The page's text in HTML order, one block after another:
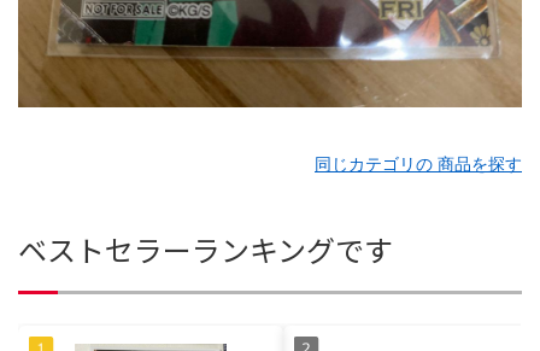
同じカテゴリの 商品を探す
ベストセラーランキングです